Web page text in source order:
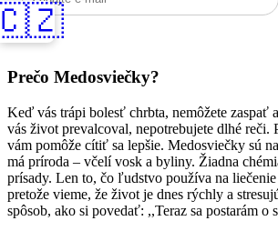
Prečo Medosviečky?
Keď vás trápi bolesť chrbta, nemôžete zaspať
vás život prevalcoval, nepotrebujete dlhé reči.
vám pomôže cítiť sa lepšie. Medosviečky sú
má príroda – včelí vosk a byliny. Žiadna
prísady. Len to, čo ľudstvo používa na
pretože vieme, že život je dnes rýchly a
spôsob, ako si povedať: ,,Teraz sa postarám o